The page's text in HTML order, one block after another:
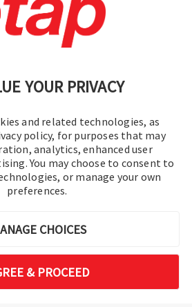
YOUR PRIVACY
and related technologies, as
policy, for purposes that may
analytics, enhanced user
You may choose to consent to
or manage your own
preferences.
CHOICES
& PROCEED
Mapa del sitio
Technology, Inc.
derechos reservados.